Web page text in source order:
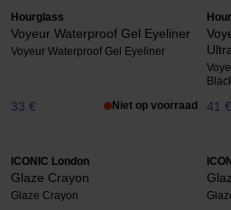
Hourglass
Voyeur Waterproof Gel Eyeliner
Voyeur Waterproof Gel Eyeliner
33 € Niet op voorraad 41 €
ICONIC London
Glaze Crayon
Glaze Crayon